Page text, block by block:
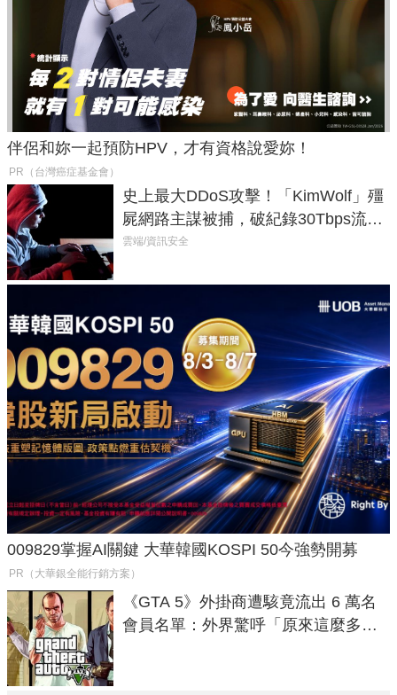
伴侶和妳一起預防HPV，才有資格說愛妳！
PR（台灣癌症基金會）
史上最大DDoS攻擊！「KimWolf」殭
屍網路主謀被捕，破紀錄30Tbps流量
癱瘓全球！
雲端/資訊安全
009829掌握AI關鍵 大華韓國KOSPI 50今強勢開募
PR（大華銀全能行銷方案）
《GTA 5》外掛商遭駭竟流出 6 萬名
會員名單：外界驚呼「原來這麼多人